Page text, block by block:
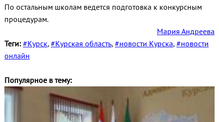
По остальным школам ведется подготовка к конкурсным
процедурам.
Мария Андреева
Теги: #Курск, #Курская область, #новости Курска, #новости
онлайн
Популярное в тему: